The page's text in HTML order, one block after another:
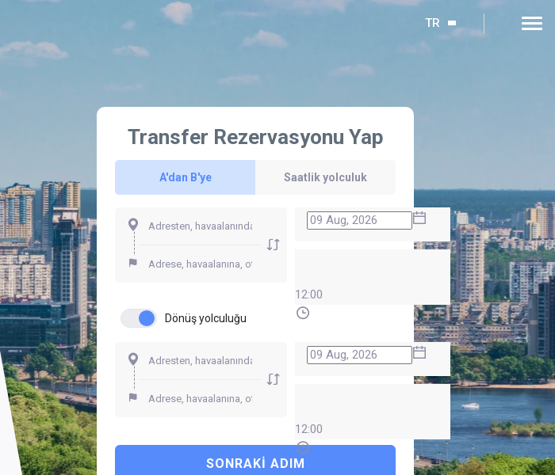
TR
Transfer Rezervasyonu Yap
A'dan B'ye Saatlik yolculuk
12:00
Dönüş yolculuğu
12:00
SONRAKI ADIM